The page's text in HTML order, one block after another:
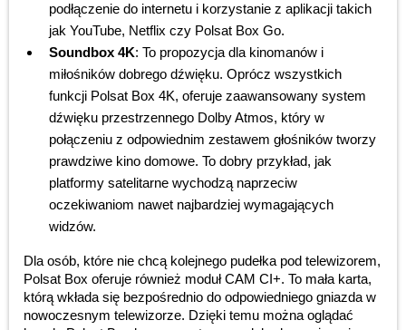
podłączenie do internetu i korzystanie z aplikacji takich
jak YouTube, Netflix czy Polsat Box Go.
Soundbox 4K: To propozycja dla kinomanów i
miłośników dobrego dźwięku. Oprócz wszystkich
funkcji Polsat Box 4K, oferuje zaawansowany system
dźwięku przestrzennego Dolby Atmos, który w
połączeniu z odpowiednim zestawem głośników tworzy
prawdziwe kino domowe. To dobry przykład, jak
platformy satelitarne wychodzą naprzeciw
oczekiwaniom nawet najbardziej wymagających
widzów.
Dla osób, które nie chcą kolejnego pudełka pod telewizorem,
Polsat Box oferuje również moduł CAM CI+. To mała karta,
którą wkłada się bezpośrednio do odpowiedniego gniazda w
nowoczesnym telewizorze. Dzięki temu można oglądać